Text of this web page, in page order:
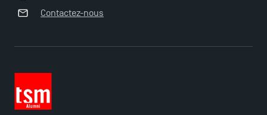
Contactez-nous